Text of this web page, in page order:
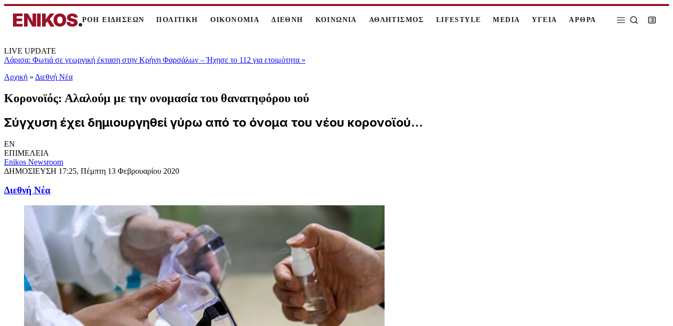
ENIKOS.ΡΟΗ ΕΙΔΗΣΕΩΝ ΠΟΛΙΤΙΚΗ ΟΙΚΟΝΟΜΙΑ ΔΙΕΘΝΗ ΚΟΙΝΩΝΙΑ ΑΘΛΗΤΙΣΜΟΣ LIFESTYLE MEDIA ΥΓΕΙΑ ΑΡΘΡΑ
LIVE UPDATE
Λάρισα: Φωτιά σε γεωργική έκταση στην Κρήνη Φαρσάλων – Ήχησε το 112 για ετοιμότητα »
Αρχική » Διεθνή Νέα
Κορονοϊός: Αλαλούμ με την ονομασία του θανατηφόρου ιού
Σύγχυση έχει δημιουργηθεί γύρω από το όνομα του νέου κορονοϊού...
EN
ΕΠΙΜΕΛΕΙΑ
Enikos Newsroom
ΔΗΜΟΣΙΕΥΣΗ 17:25, Πέμπτη 13 Φεβρουαρίου 2020
Διεθνή Νέα